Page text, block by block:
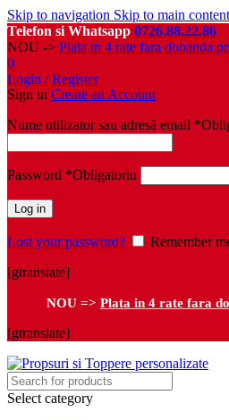
Skip to navigation Skip to main content
Telefon si Whatsapp 0726.88.22.86
NOU -> Plata in 4 rate fara dobanda
0
Login / Register
Sign in Create an Account
Nume utilizator sau adresă email *
Password *Obligatoriu
Log in
Lost your password?
Remember
[gtranslate]
NOU => Plata in 4 rate fara
[gtranslate]
Select category